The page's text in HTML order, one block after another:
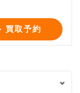
買取予約